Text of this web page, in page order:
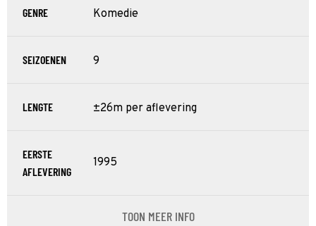
GENRE Komedie
SEIZOENEN 9
LENGTE ±26m per aflevering
EERSTE
AFLEVERING
1995
TOON MEER INFO